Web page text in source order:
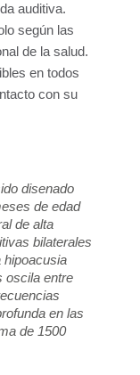
auditiva.
según las
de la salud.
en todos
con su
disenado
de edad
de alta
bilaterales
hipoacusia
oscila entre
en las
de 1500